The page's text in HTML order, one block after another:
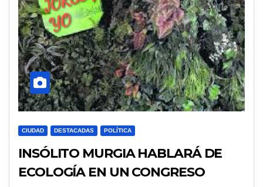
CIUDAD DESTACADAS POLÍTICA
INSÓLITO MURGIA HABLARÁ DE
ECOLOGÍA EN UN CONGRESO